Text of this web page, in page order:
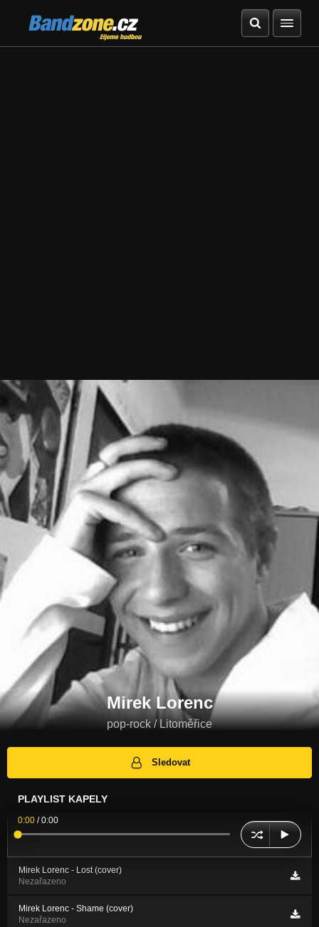
Bandzone.cz
žijeme hudbou
Mirek Lorenc
pop-rock / Litoměřice
Sledovat
PLAYLIST KAPELY
0:00 /0:00
Mirek Lorenc - Lost (cover)
Nezařazeno
Mirek Lorenc - Shame (cover)
Nezařazeno